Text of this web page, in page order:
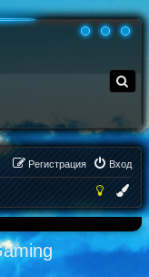
о
Вход
Регистрация